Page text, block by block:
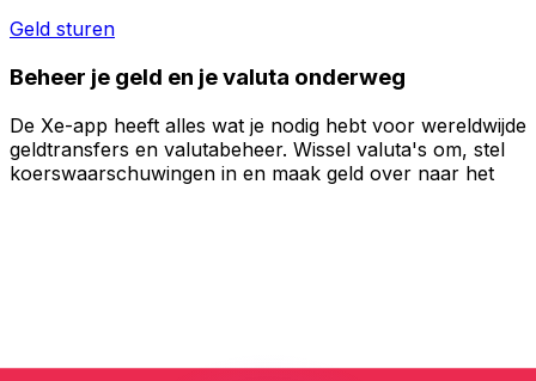
Geld sturen
Beheer je geld en je valuta onderweg
De Xe-app heeft alles wat je nodig hebt voor wereldwijde
geldtransfers en valutabeheer. Wissel valuta's om, stel
koerswaarschuwingen in en maak geld over naar het